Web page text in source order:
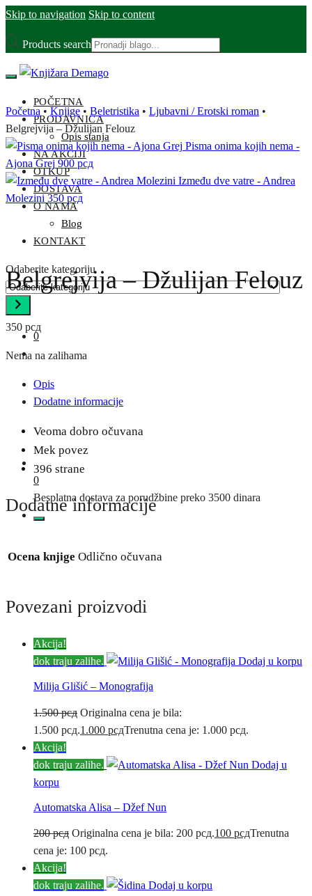
Skip to navigation Skip to content
Products search
POČETNA
PRODAVNICA
Opis stanja
NA AKCIJI
OTKUP
DOSTAVA
O NAMA
Blog
KONTAKT
Odaberite kategoriju
0
0
Besplatna dostava za porudžbine preko 3500 dinara
Početna • Knjige • Beletristika • Ljubavni / Erotski roman •
Belgrejvija – Džulijan Felouz
Pisma onima kojih nema -
Ajona Grej 900 рсд
Između dve vatre - Andrea
Molezini 350 рсд
Belgrejvija – Džulijan Felouz
350 рсд
Nema na zalihama
Opis
Dodatne informacije
Veoma dobro očuvana
Mek povez
396 strane
Dodatne informacije
Ocena knjige Odlično očuvana
Povezani proizvodi
Akcija!
dok traju zalihe.
Dodaj u korpu
Milija Glišić – Monografija
1.500рсд Originalna cena je bila:
1.500 рсд.1.000 рсдTrenutna cena je: 1.000 рсд.
Akcija!
dok traju zalihe.
Dodaj u
korpu
Automatska Alisa – Džef Nun
200рсд Originalna cena je bila: 200 рсд.100 рсдTrenutna
cena je: 100 рсд.
Akcija!
dok traju zalihe.
Dodaj u korpu